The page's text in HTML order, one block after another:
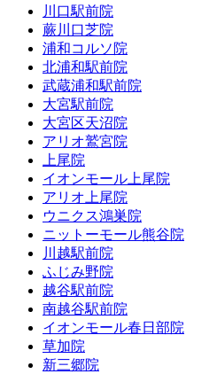
川口駅前院
蕨川口芝院
浦和コルソ院
北浦和駅前院
武蔵浦和駅前院
大宮駅前院
大宮区天沼院
アリオ鷲宮院
上尾院
イオンモール上尾院
アリオ上尾院
ウニクス鴻巣院
ニットーモール熊谷院
川越駅前院
ふじみ野院
越谷駅前院
南越谷駅前院
イオンモール春日部院
草加院
新三郷院